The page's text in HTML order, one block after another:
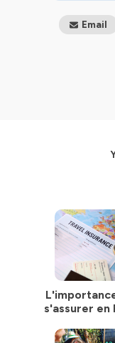
Email
s'assurer en